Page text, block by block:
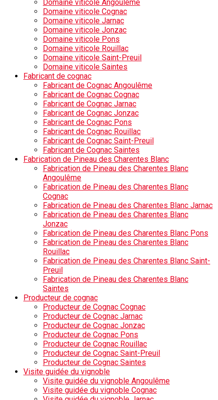
Domaine viticole Angoulême
Domaine viticole Cognac
Domaine viticole Jarnac
Domaine viticole Jonzac
Domaine viticole Pons
Domaine viticole Rouillac
Domaine viticole Saint-Preuil
Domaine viticole Saintes
Fabricant de cognac
Fabricant de Cognac Angoulême
Fabricant de Cognac Cognac
Fabricant de Cognac Jarnac
Fabricant de Cognac Jonzac
Fabricant de Cognac Pons
Fabricant de Cognac Rouillac
Fabricant de Cognac Saint-Preuil
Fabricant de Cognac Saintes
Fabrication de Pineau des Charentes Blanc
Fabrication de Pineau des Charentes Blanc
Angoulême
Fabrication de Pineau des Charentes Blanc
Cognac
Fabrication de Pineau des Charentes Blanc Jarnac
Fabrication de Pineau des Charentes Blanc
Jonzac
Fabrication de Pineau des Charentes Blanc Pons
Fabrication de Pineau des Charentes Blanc
Rouillac
Fabrication de Pineau des Charentes Blanc Saint-
Preuil
Fabrication de Pineau des Charentes Blanc
Saintes
Producteur de cognac
Producteur de Cognac Cognac
Producteur de Cognac Jarnac
Producteur de Cognac Jonzac
Producteur de Cognac Pons
Producteur de Cognac Rouillac
Producteur de Cognac Saint-Preuil
Producteur de Cognac Saintes
Visite guidée du vignoble
Visite guidée du vignoble Angoulême
Visite guidée du vignoble Cognac